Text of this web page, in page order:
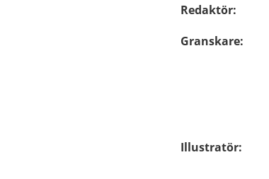
Redaktör:
Granskare:
Illustratör: